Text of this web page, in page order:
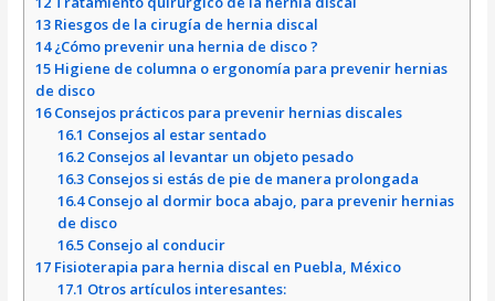
13 Riesgos de la cirugía de hernia discal
14¿Cómo prevenir una hernia de disco ?
15 Higiene de columna o ergonomía para prevenir hernias
de disco
16Consejos prácticos para prevenir hernias discales
16.1 Consejos al estar sentado
16.2Consejos al levantar un objeto pesado
16.3Consejos si estás de pie de manera prolongada
16.4Consejo al dormir boca abajo, para prevenir hernias
de disco
16.5Consejo al conducir
17 Fisioterapia para hernia discal en Puebla, México
17.1 Otros artículos interesantes: